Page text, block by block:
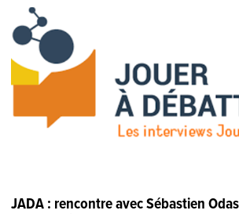
JADA : rencontre avec Sébastien